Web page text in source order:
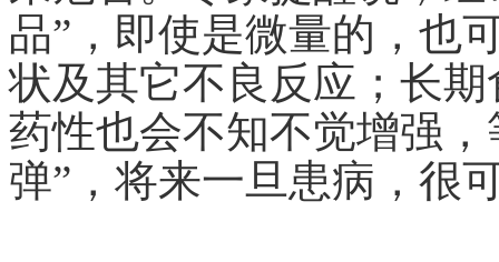
品”，即使是微量的，也
状及其它不良反应；长
药性也会不知不觉增强
弹”，将来一旦患病，很